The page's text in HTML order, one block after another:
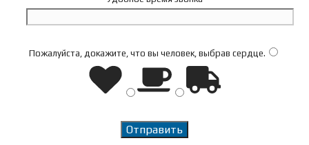
Пожалуйста, докажите, что вы человек, выбрав сердце.